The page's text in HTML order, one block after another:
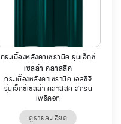
กระเบื้องหลังคาเซรามิค รุ่นเอ็กซ์
เซลล่า คลาสสิค
กระเบื้องหลังคาเซรามิค เอสซีจี
รุ่นเอ็กซ์เซลล่า คลาสสิค สีกรีน
เพริดอท
ดูรายละเอียด